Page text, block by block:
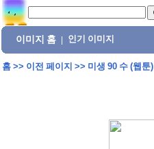
이미지 홈 인기 이미지
홈>> 이전 페이지 >> 미생 90 수 (웹툰)